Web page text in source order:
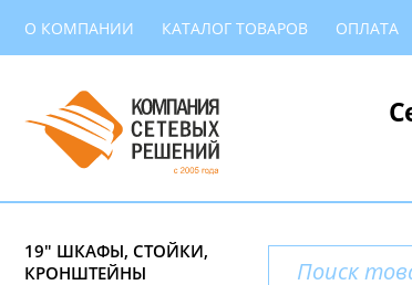
О КОМПАНИИ КАТАЛОГ ТОВАРОВ ОПЛАТА
19" ШКАФЫ, СТОЙКИ,
КРОНШТЕЙНЫ